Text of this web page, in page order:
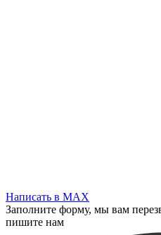
Написать в MAX
Заполните форму, мы вам
пишите нам